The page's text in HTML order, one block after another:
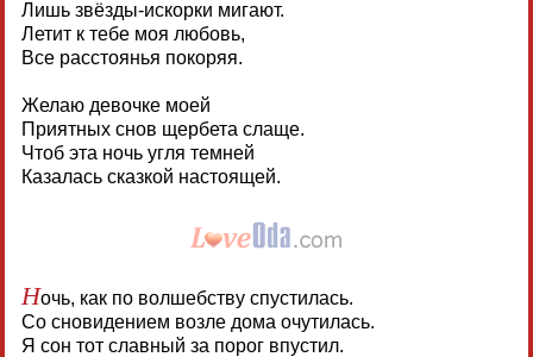
Лишь звёзды-искорки мигают.
Летит к тебе моя любовь,
Все расстоянья покоряя.
Желаю девочке моей
Приятных снов щербета слаще.
Чтоб эта ночь угля темней
Казалась сказкой настоящей.
Ночь, как по волшебству спустилась.
Со сновидением возле дома очутилась.
Я сон тот славный за порог впустил.